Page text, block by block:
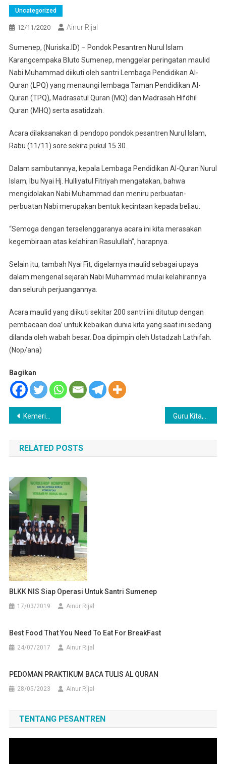
Uncategorized
12/11/2020 Ainur Rijal
Sumenep, (Nuriska.ID) – Pondok Pesantren Nurul Islam
Karangcempaka Bluto Sumenep, menggelar peringatan maulid
Nabi Muhammad diikuti oleh santri Lembaga Pendidikan Al-
Quran (LPQ) yang menaungi lembaga Taman Pendidikan Al-
Quran (TPQ), Madrasatul Quran (MQ) dan Madrasah Hifdhil
Quran (MHQ) serta asatidzah.
Acara dilaksanakan di pendopo pondok pesantren Nurul Islam,
Rabu (11/11) sore sekira pukul 15.30.
Dalam sambutannya, kepala Lembaga Pendidikan Al-Quran Nurul
Islam, Ibu Nyai Hj. Hulliyatul Fitriyah mengatakan, bahwa
mengidolakan Nabi Muhammad dan meniru perbuatan-
perbuatan Nabi merupakan bentuk kecintaan kepada beliau.
“Semoga dengan terselenggaranya acara ini kita merasakan
kegembiraan atas kelahiran Rasulullah”, harapnya.
Selain itu, tambah Nyai Fit, digelarnya maulid sebagai upaya
dalam mengenal sejarah Nabi Muhammad mulai kelahirannya
dan seluruh perjuangannya.
Acara maulid yang diikuti sekitar 200 santri ini ditutup dengan
pembacaan doa’ untuk kebaikan dunia kita yang saat ini sedang
dilanda oleh wabah besar. Doa dipimpin oleh Ustadzah Lathifah.
(Nop/ana)
Bagikan
Navigasi
pos
Kemeriahan Peringatan HSN Ponpes Nurul Islam Karangcempaka
RELATED POSTS
BLKK NIS Siap Operasi Untuk Santri Sumenep
17/03/2019 Ainur Rijal
Best Food That You Need To Eat For BreakFast
24/07/2017 Ainur Rijal
PEDOMAN PRAKTIKUM BACA TULIS AL QURAN
28/05/2023 Ainur Rijal
TENTANG PESANTREN